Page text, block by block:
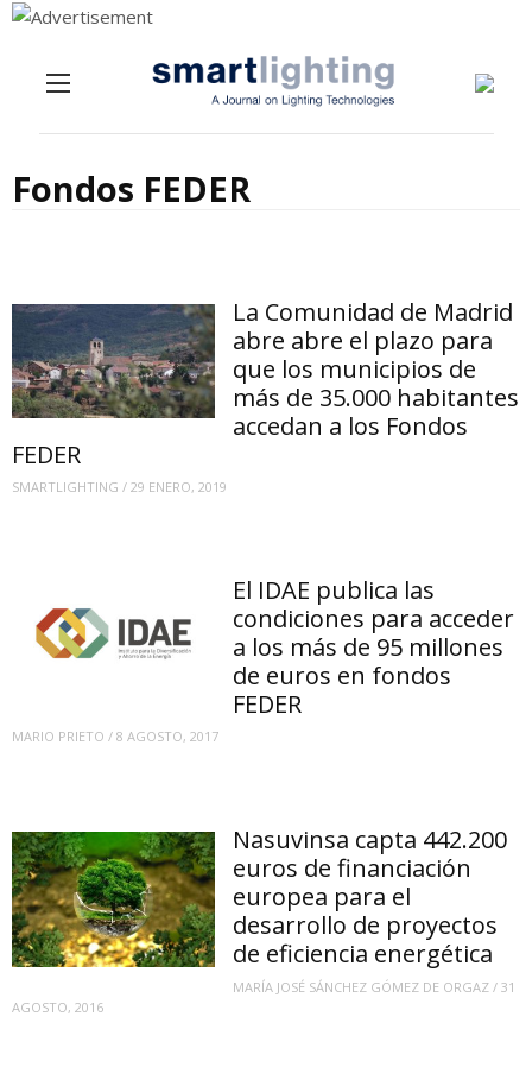
Fondos FEDER
La Comunidad de Madrid
abre abre el plazo para
que los municipios de
más de 35.000 habitantes
accedan a los Fondos
FEDER
SMARTLIGHTING / 29 ENERO, 2019
El IDAE publica las
condiciones para acceder
a los más de 95 millones
de euros en fondos
FEDER
MARIO PRIETO / 8 AGOSTO, 2017
Nasuvinsa capta 442.200
euros de financiación
europea para el
desarrollo de proyectos
de eficiencia energética
MARÍA JOSÉ SÁNCHEZ GÓMEZ DE ORGAZ /31
AGOSTO, 2016